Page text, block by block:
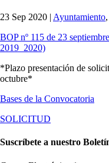
23 Sep 2020 | Ayuntamiento,
BOP nº 115 de 23
2019_2020)
*Plazo presentación de
octubre*
Bases de la Convocatoria
SOLICITUD
Suscríbete a nuestro